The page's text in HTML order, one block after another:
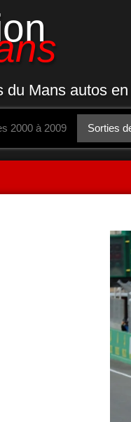
du Mans autos
2000 à 2009 Sorties